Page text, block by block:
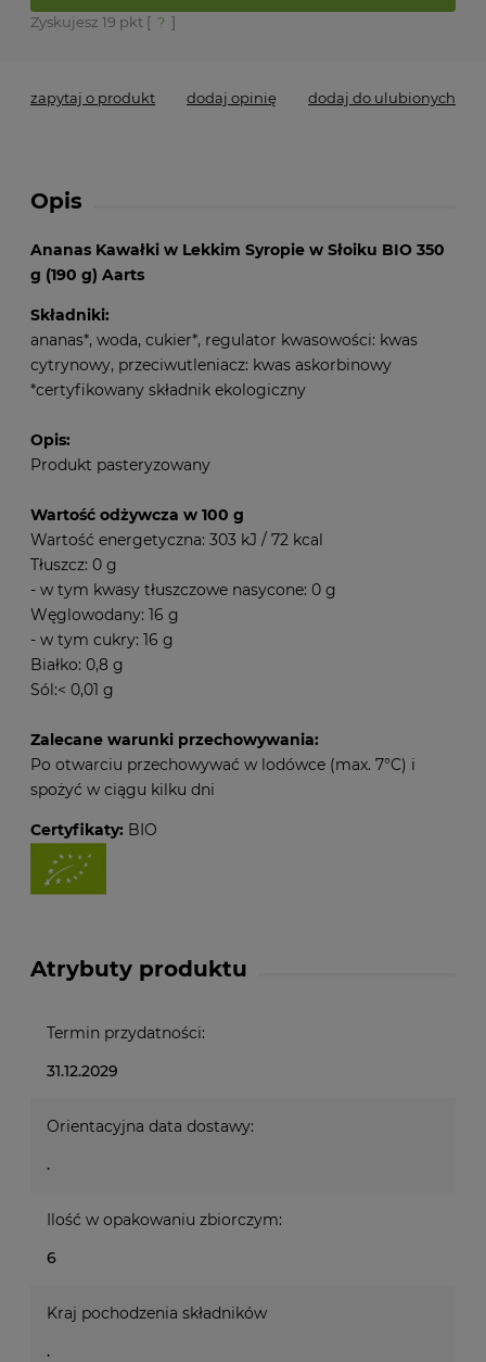
Zyskujesz 19 pkt [ ? ]
zapytaj o produkt dodaj opinię dodaj do ulubionych
Opis
Ananas Kawałki w Lekkim Syropie w Słoiku BIO 350
g (190 g) Aarts
Składniki:
ananas*, woda, cukier*, regulator kwasowości: kwas
cytrynowy, przeciwutleniacz: kwas askorbinowy
*certyfikowany składnik ekologiczny
Opis:
Produkt pasteryzowany
Wartość odżywcza w 100 g
Wartość energetyczna: 303 kJ / 72 kcal
Tłuszcz: 0 g
- w tym kwasy tłuszczowe nasycone: 0 g
Węglowodany: 16 g
- w tym cukry: 16 g
Białko: 0,8 g
Sól:< 0,01 g
Zalecane warunki przechowywania:
Po otwarciu przechowywać w lodówce (max. 7°C) i
spożyć w ciągu kilku dni
Certyfikaty: BIO
Atrybuty produktu
Termin przydatności:
31.12.2029
Orientacyjna data dostawy:
.
Ilość w opakowaniu zbiorczym:
6
Kraj pochodzenia składników
.